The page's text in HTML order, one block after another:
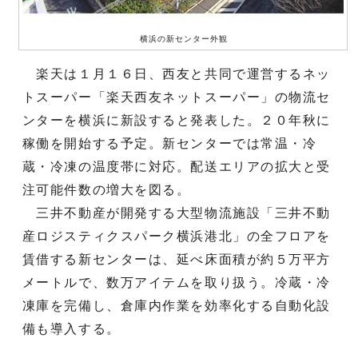
横浜の新センター外観
楽天は１月１６日、西友と共同で運営するネッ
トスーパー「楽天西友ネットスーパー」の物流セ
ンターを横浜に新設すると発表した。２０年秋に
稼働を開始する予定。新センターでは常温・冷
蔵・冷凍の温度帯に対応。配送エリアの拡大と受
注可能件数の増大を図る。
三井不動産が開発する大型物流施設「三井不動
産ロジスティクスパーク横浜港北」の全フロアを
賃借する新センターは、延べ床面積が約５万平方
メートルで、数万アイテムを取り扱う。冷蔵・冷
凍庫を完備し、倉庫内作業を効率化する自動化設
備も導入する。